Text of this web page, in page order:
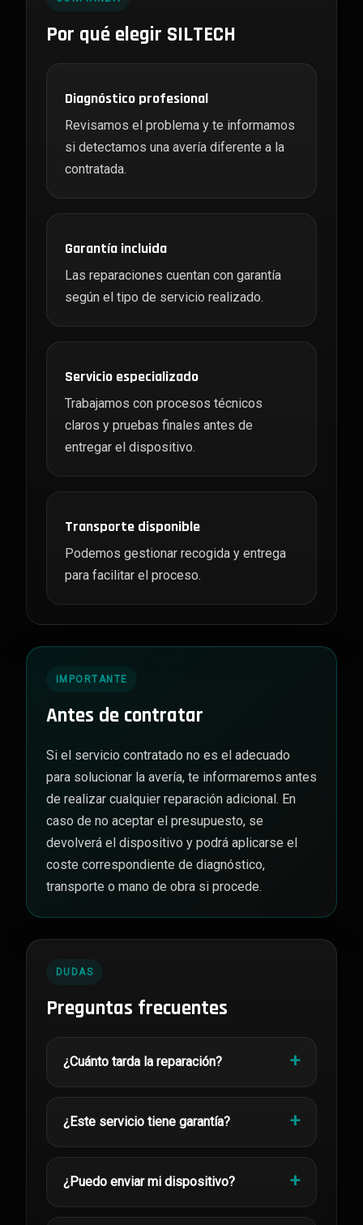
Por qué elegir SILTECH
Diagnóstico profesional
Revisamos el problema y te informamos
si detectamos una avería diferente a la
contratada.
Garantía incluida
Las reparaciones cuentan con garantía
según el tipo de servicio realizado.
Servicio especializado
Trabajamos con procesos técnicos
claros y pruebas finales antes de
entregar el dispositivo.
Transporte disponible
Podemos gestionar recogida y entrega
para facilitar el proceso.
IMPORTANTE
Antes de contratar
Si el servicio contratado no es el adecuado
para solucionar la avería, te informaremos antes
de realizar cualquier reparación adicional. En
caso de no aceptar el presupuesto, se
devolverá el dispositivo y podrá aplicarse el
coste correspondiente de diagnóstico,
transporte o mano de obra si procede.
DUDAS
Preguntas frecuentes
¿Cuánto tarda la reparación?
¿Este servicio tiene garantía?
¿Puedo enviar mi dispositivo?